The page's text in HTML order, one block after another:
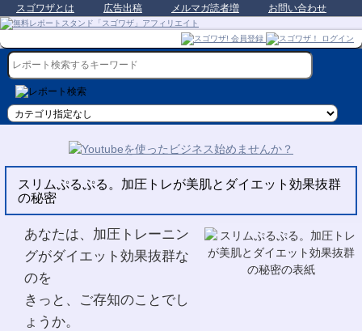
スゴワザとは 広告出稿 メルマガ読者増 お問い合わせ
スリムぷるぷる。加圧トレが美肌とダイエット効果抜群
の秘密
あなたは、加圧トレーニン
グがダイエット効果抜群な
のを
きっと、ご存知のことでし
ょうか。